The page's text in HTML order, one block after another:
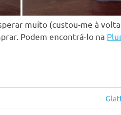
muito (custou-me à
Podem encontrá-lo na